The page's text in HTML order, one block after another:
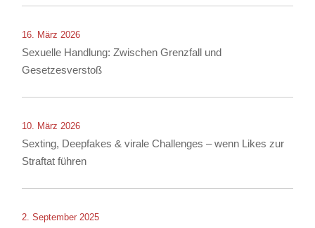
16. März 2026
Sexuelle Handlung: Zwischen Grenzfall und
Gesetzesverstoß
10. März 2026
Sexting, Deepfakes & virale Challenges – wenn Likes zur
Straftat führen
2. September 2025